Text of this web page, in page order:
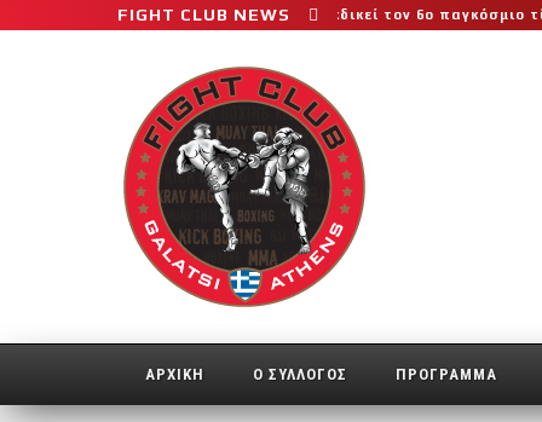
FIGHT CLUB NEWS
της καριέρας της, διεκδικεί τον 6ο παγκόσμιο τίτλο
ΑΡΧΙΚΗ Ο ΣΥΛΛΟΓΟΣ ΠΡΟΓΡΑΜΜΑ